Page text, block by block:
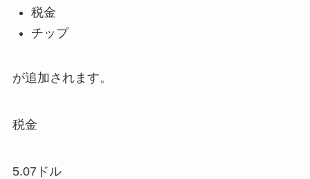
税金
チップ
が追加されます。
税金
5.07ドル